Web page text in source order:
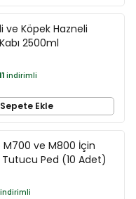
ve Köpek Hazneli
2500ml
indirimli
Sepete Ekle
ve M800 İçin
Ped (10 Adet)
indirimli